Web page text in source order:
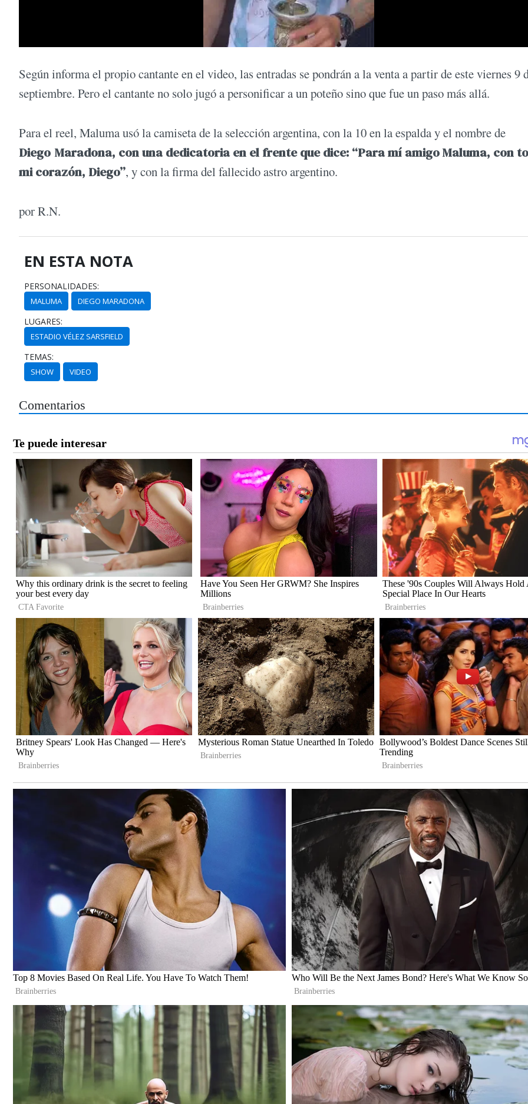
Según informa el propio cantante en el video, las entradas se pondrán a la venta a partir de este viernes 9
septiembre. Pero el cantante no solo jugó a personificar a un poteño sino que fue un paso más allá.
Para el reel, Maluma usó la camiseta de la selección argentina, con la 10 en la espalda y el nombre de
Diego Maradona, con una dedicatoria en el frente que dice: “Para mí amigo Maluma, con
mi corazón, Diego”, y con la firma del fallecido astro argentino.
por R.N.
EN ESTA NOTA
PERSONALIDADES:
MALUMA DIEGO MARADONA
LUGARES:
ESTADIO VÉLEZ SARSFIELD
TEMAS:
SHOW VIDEO
Comentarios